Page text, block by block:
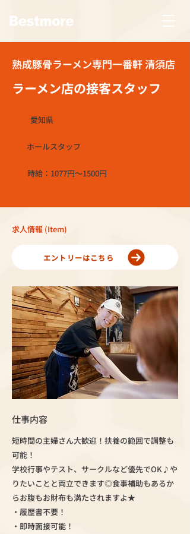
熟成豚骨ラーメン専門一番軒 清須店
ラーメン店の接客スタッフ
愛知県
ホールスタッフ
時給：1077円～1500円
求人情報 (Item)
エントリーはこちら
仕事内容
短時間の主婦さん大歓迎！扶養の範囲で調整も
可能！
学校行事やテスト、サークルなど優先でOK♪や
りたいことと両立できます◎食事補助もあるか
らお腹もお財布も満たされますよ★
・履歴書不要！
・即時面接可能！